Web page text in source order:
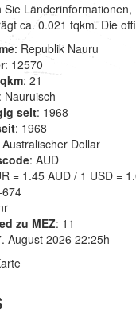
Sie
ca. 0.021 tqkm. Die
: Republik Nauru
: 12570
: 21
: Nauruisch
seit: 1968
: 1968
Australischer Dollar
: AUD
= 1.45 AUD / 1 USD =
zu MEZ: 11
August 2026 22:25h